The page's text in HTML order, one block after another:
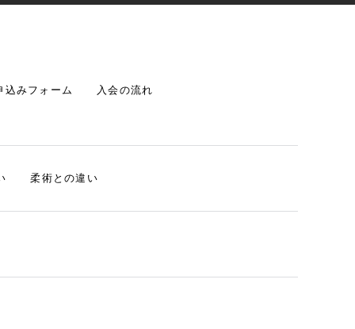
込みフォーム 入会の流れ
柔術との違い